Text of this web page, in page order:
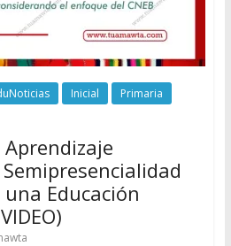
Inicial
Primaria
Educación